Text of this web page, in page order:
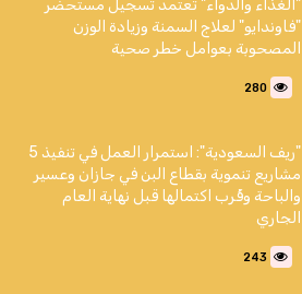
"الغذاء والدواء" تعتمد تسجيل مستحضر
"فاوندايو" لعلاج السمنة وزيادة الوزن
المصحوبة بعوامل خطر صحية
280
"ريف السعودية": استمرار العمل في تنفيذ 5
مشاريع تنموية بقطاع البن في جازان وعسير
والباحة وقُرب اكتمالها قبل نهاية العام
الجاري
243